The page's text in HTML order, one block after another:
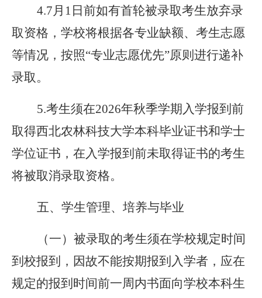
4.7月1日前如有首轮被录取考生放弃录
取资格，学校将根据各专业缺额、考生志愿
等情况，按照“专业志愿优先”原则进行递补
录取。
5.考生须在2026年秋季学期入学报到前
取得西北农林科技大学本科毕业证书和学士
学位证书，在入学报到前未取得证书的考生
将被取消录取资格。
五、学生管理、培养与毕业
（一）被录取的考生须在学校规定时间
到校报到，因故不能按期报到入学者，应在
规定的报到时间前一周内书面向学校本科生